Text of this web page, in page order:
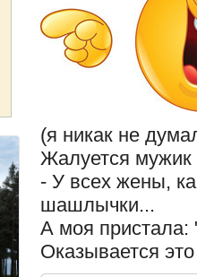
(я никак не
Жалуется мужик
- У всех жены,
шашлычки...
А моя пристала:
Оказывается